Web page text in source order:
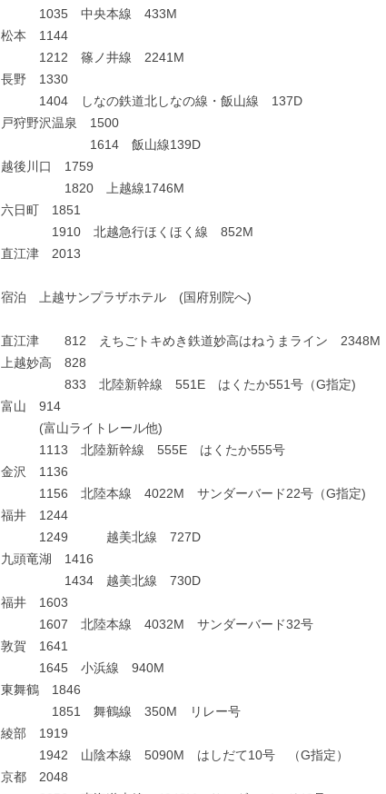
1035 中央本線 433M
松本 1144
1212 篠ノ井線 2241M
長野 1330
1404 しなの鉄道北しなの線・飯山線 137D
戸狩野沢温泉 1500
1614 飯山線139D
越後川口 1759
1820 上越線1746M
六日町 1851
1910 北越急行ほくほく線 852M
直江津 2013
宿泊 上越サンプラザホテル (国府別院へ)
直江津 812 えちごトキめき鉄道妙高はねうまライン 2348M
上越妙高 828
833 北陸新幹線 551E はくたか551号（G指定)
富山 914
(富山ライトレール他)
1113 北陸新幹線 555E はくたか555号
金沢 1136
1156 北陸本線 4022M サンダーバード22号（G指定)
福井 1244
1249 越美北線 727D
九頭竜湖 1416
1434 越美北線 730D
福井 1603
1607 北陸本線 4032M サンダーバード32号
敦賀 1641
1645 小浜線 940M
東舞鶴 1846
1851 舞鶴線 350M リレー号
綾部 1919
1942 山陰本線 5090M はしだて10号 （G指定）
京都 2048